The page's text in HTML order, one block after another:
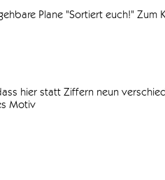
Plane "Sortiert euch!" Zum
hier statt Ziffern neun
Motiv